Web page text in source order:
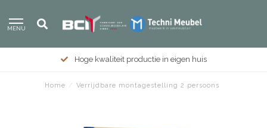
MENU
Hoge kwaliteit productie in eigen huis
Home / Verrijdbare montagestelling 2 persoons